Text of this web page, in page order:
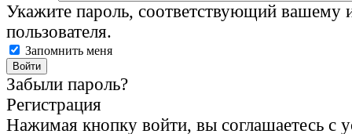
Укажите пароль, соответствующий вашему
пользователя.
Запомнить меня
Забыли пароль?
Регистрация
Нажимая кнопку войти, вы соглашаетесь с